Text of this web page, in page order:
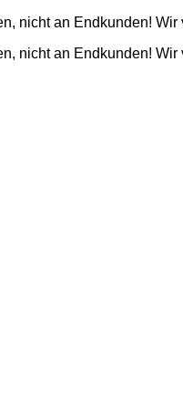
nicht an Endkunden!
nicht an Endkunden!